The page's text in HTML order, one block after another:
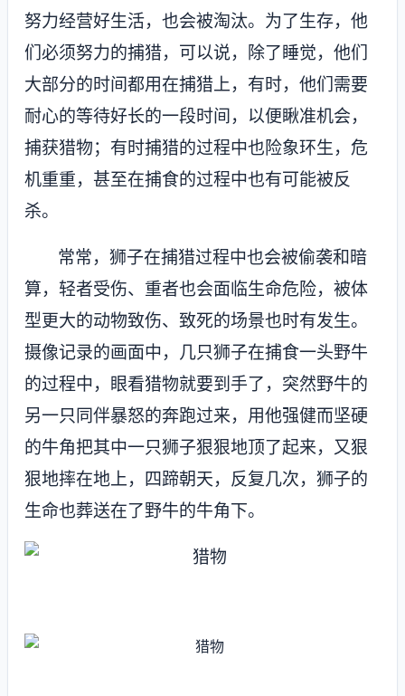
努力经营好生活，也会被淘汰。为了生存，他
们必须努力的捕猎，可以说，除了睡觉，他们
大部分的时间都用在捕猎上，有时，他们需要
耐心的等待好长的一段时间，以便瞅准机会，
捕获猎物；有时捕猎的过程中也险象环生，危
机重重，甚至在捕食的过程中也有可能被反
杀。
常常，狮子在捕猎过程中也会被偷袭和暗
算，轻者受伤、重者也会面临生命危险，被体
型更大的动物致伤、致死的场景也时有发生。
摄像记录的画面中，几只狮子在捕食一头野牛
的过程中，眼看猎物就要到手了，突然野牛的
另一只同伴暴怒的奔跑过来，用他强健而坚硬
的牛角把其中一只狮子狠狠地顶了起来，又狠
狠地摔在地上，四蹄朝天，反复几次，狮子的
生命也葬送在了野牛的牛角下。